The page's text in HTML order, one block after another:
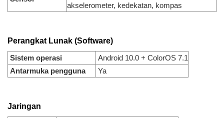
akselerometer, kedekatan, kompas
Perangkat Lunak (Software)
Sistem operasi
Android 10.0 + ColorOS 7.1
Antarmuka pengguna
Ya
Jaringan